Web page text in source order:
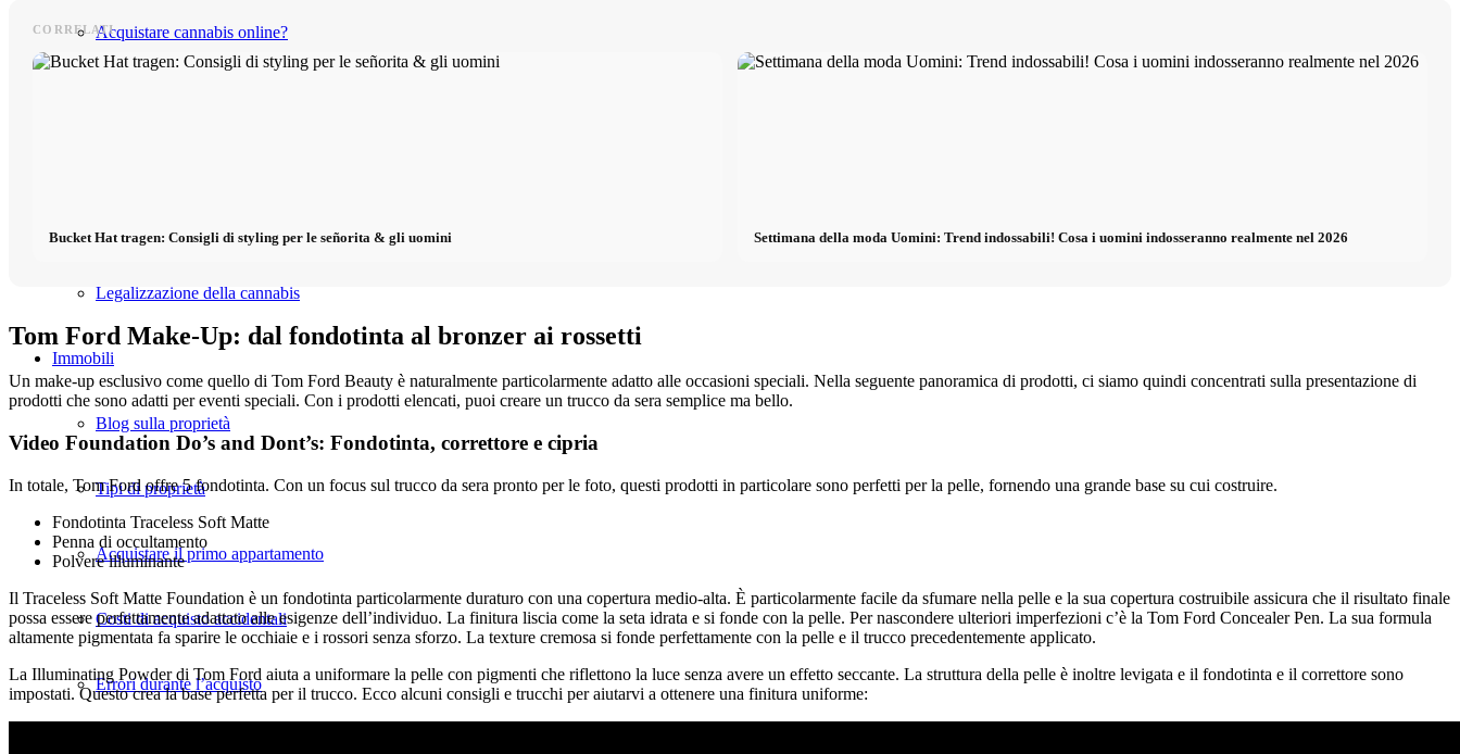
Acquistare cannabis online?
Notizie sulla cannabis
Legalizzazione della cannabis
Immobili
Blog sulla proprietà
Tipi di proprietà
Acquistare il primo appartamento
Costi di acquisto accidentali
Errori durante l’acquisto
CORRELATI
Bucket Hat tragen: Consigli di styling per le señorita & gli uomini Settimana della moda Uomini: Trend indossabili! Cosa i uomini indosseranno realmente nel 2026
Tom Ford Make-Up: dal fondotinta al bronzer ai rossetti
Un make-up esclusivo come quello di Tom Ford Beauty è naturalmente particolarmente adatto alle occasioni speciali. Nella seguente panoramica di prodotti, ci siamo quindi concentrati sulla presentazione di
prodotti che sono adatti per eventi speciali. Con i prodotti elencati, puoi creare un trucco da sera semplice ma bello.
Video Foundation Do’s and Dont’s: Fondotinta, correttore e cipria
In totale, Tom Ford offre 5 fondotinta. Con un focus sul trucco da sera pronto per le foto, questi prodotti in particolare sono perfetti per la pelle, fornendo una grande base su cui costruire.
Fondotinta Traceless Soft Matte
Penna di occultamento
Polvere illuminante
Il Traceless Soft Matte Foundation è un fondotinta particolarmente duraturo con una copertura medio-alta. È particolarmente facile da sfumare nella pelle e la sua copertura costruibile assicura che il risultato finale
possa essere perfettamente adattato alle esigenze dell’individuo. La finitura liscia come la seta idrata e si fonde con la pelle. Per nascondere ulteriori imperfezioni c’è la Tom Ford Concealer Pen. La sua formula
altamente pigmentata fa sparire le occhiaie e i rossori senza sforzo. La texture cremosa si fonde perfettamente con la pelle e il trucco precedentemente applicato.
La Illuminating Powder di Tom Ford aiuta a uniformare la pelle con pigmenti che riflettono la luce senza avere un effetto seccante. La struttura della pelle è inoltre levigata e il fondotinta e il correttore sono
impostati. Questo crea la base perfetta per il trucco. Ecco alcuni consigli e trucchi per aiutarvi a ottenere una finitura uniforme: